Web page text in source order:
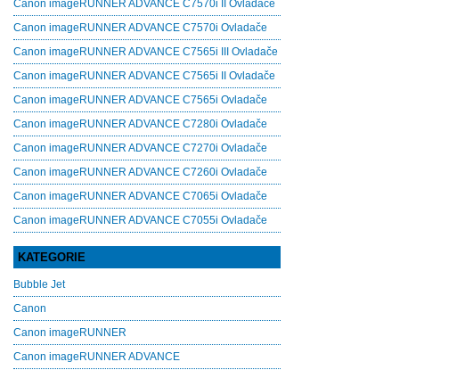
Canon imageRUNNER ADVANCE C7570i II Ovladače
Canon imageRUNNER ADVANCE C7570i Ovladače
Canon imageRUNNER ADVANCE C7565i III Ovladače
Canon imageRUNNER ADVANCE C7565i II Ovladače
Canon imageRUNNER ADVANCE C7565i Ovladače
Canon imageRUNNER ADVANCE C7280i Ovladače
Canon imageRUNNER ADVANCE C7270i Ovladače
Canon imageRUNNER ADVANCE C7260i Ovladače
Canon imageRUNNER ADVANCE C7065i Ovladače
Canon imageRUNNER ADVANCE C7055i Ovladače
KATEGORIE
Bubble Jet
Canon
Canon imageRUNNER
Canon imageRUNNER ADVANCE